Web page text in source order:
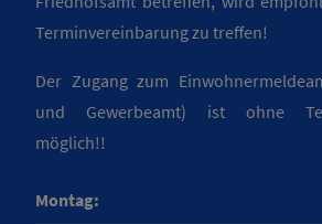
Terminvereinbarung zu treffen!
Der Zugang zum
und Gewerbeamt) ist ohne
möglich!!
Montag: